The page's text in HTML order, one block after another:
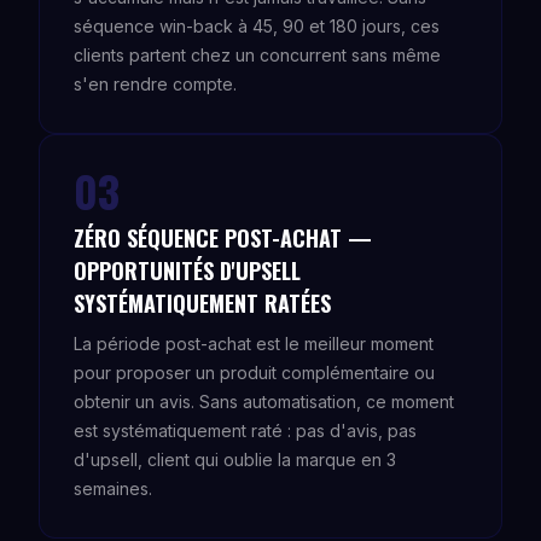
séquence win-back à 45, 90 et 180 jours, ces
clients partent chez un concurrent sans même
s'en rendre compte.
03
ZÉRO SÉQUENCE POST-ACHAT —
OPPORTUNITÉS D'UPSELL
SYSTÉMATIQUEMENT RATÉES
La période post-achat est le meilleur moment
pour proposer un produit complémentaire ou
obtenir un avis. Sans automatisation, ce moment
est systématiquement raté : pas d'avis, pas
d'upsell, client qui oublie la marque en 3
semaines.